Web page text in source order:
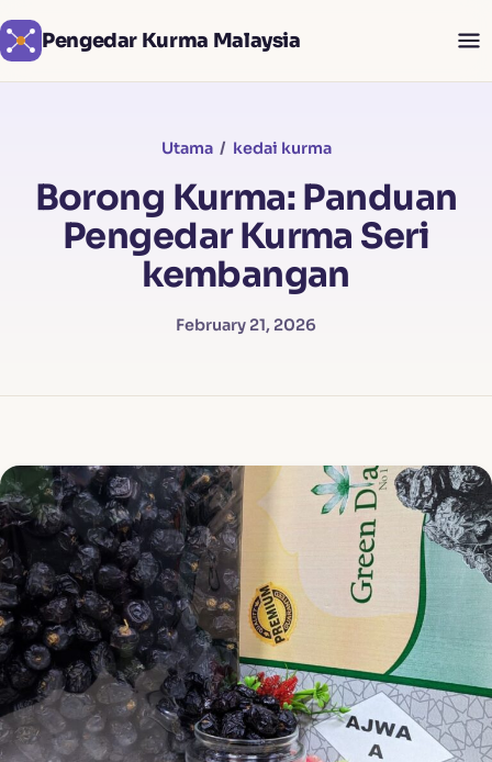
Pengedar Kurma Malaysia
Utama/ kedai kurma
Borong Kurma: Panduan
Pengedar Kurma Seri
kembangan
February 21, 2026